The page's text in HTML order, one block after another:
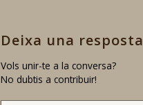
Deixa una resposta
Vols unir-te a la conversa?
No dubtis a contribuir!